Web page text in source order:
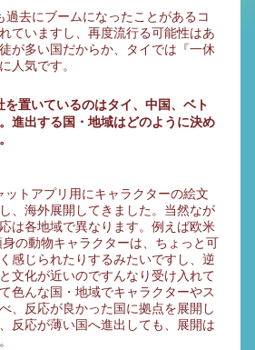
過去にブームになったことがあるコ
ていますし、再度流行る可能性はあ
が多い国だからか、タイでは『一休
人気です。
置いているのはタイ、中国、ベト
進出する国・地域はどのように決め
ットアプリ用にキャラクターの絵文
、海外展開してきました。当然なが
は各地域で異なります。例えば欧米
の動物キャラクターは、ちょっと可
感じられたりするみたいですし、逆
文化が近いのですんなり受け入れて
色んな国・地域でキャラクターやス
、反応が良かった国に拠点を展開し
反応が薄い国へ進出しても、展開は